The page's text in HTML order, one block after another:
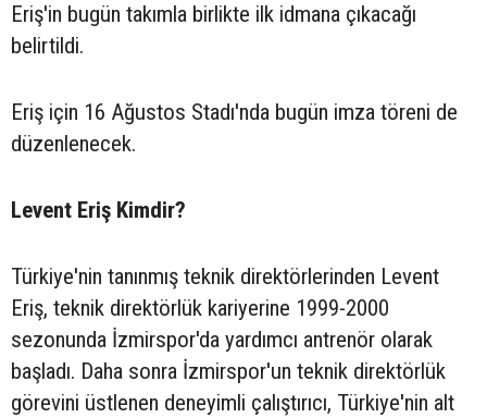
Eriş'in bugün takımla birlikte ilk idmana çıkacağı
belirtildi.
Eriş için 16 Ağustos Stadı'nda bugün imza töreni de
düzenlenecek.
Levent Eriş Kimdir?
Türkiye'nin tanınmış teknik direktörlerinden Levent
Eriş, teknik direktörlük kariyerine 1999-2000
sezonunda İzmirspor'da yardımcı antrenör olarak
başladı. Daha sonra İzmirspor'un teknik direktörlük
görevini üstlenen deneyimli çalıştırıcı, Türkiye'nin alt